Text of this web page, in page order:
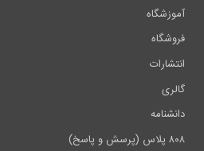
آموزشگاه
فروشگاه
انتشارات
گالری
دانشنامه
۸۰۸ پلاس (پرسش و پاسخ)